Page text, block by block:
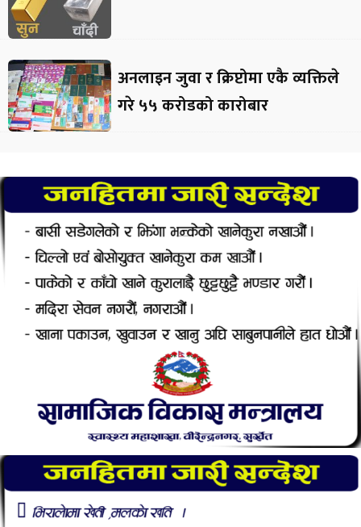
अनलाइन जुवा र क्रिप्टोमा एकै व्यक्तिले
गरे ५५ करोडको कारोबार